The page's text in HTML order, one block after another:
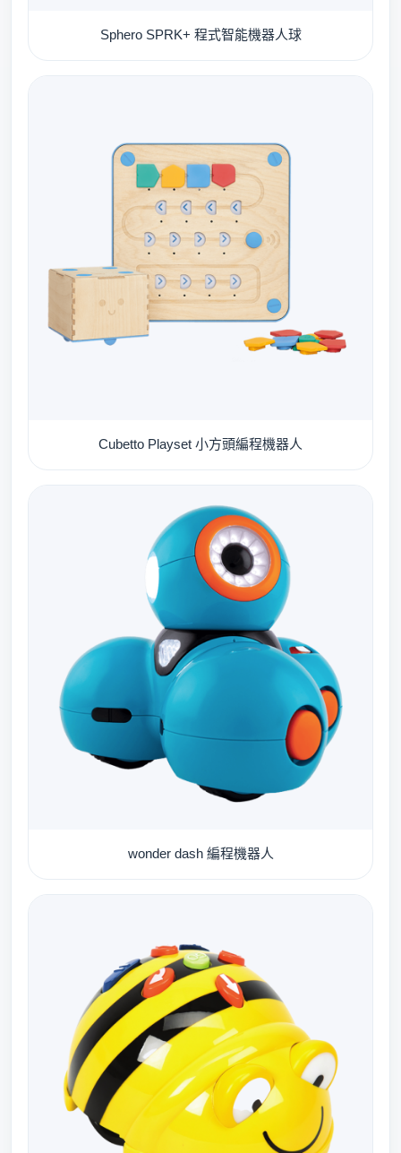
Sphero SPRK+ 程式智能機器人球
Cubetto Playset 小方頭編程機器人
wonder dash 編程機器人